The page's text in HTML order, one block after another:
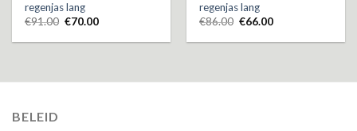
regenjas lang
€91.00 €70.00
regenjas lang
€86.00 €66.00
BELEID